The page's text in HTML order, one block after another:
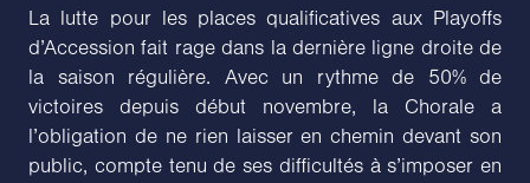
La lutte pour les places qualificatives aux Playoffs
d’Accession fait rage dans la dernière ligne droite de
la saison régulière. Avec un rythme de 50% de
victoires depuis début novembre, la Chorale a
l’obligation de ne rien laisser en chemin devant son
public, compte tenu de ses difficultés à s’imposer en